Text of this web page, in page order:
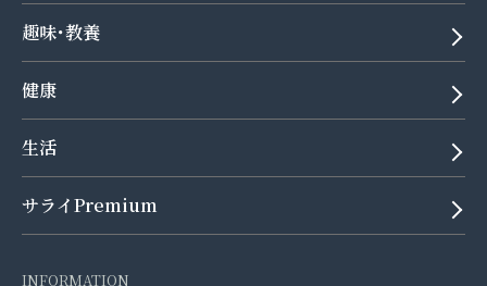
趣味･教養
健康
生活
サライPremium
INFORMATION